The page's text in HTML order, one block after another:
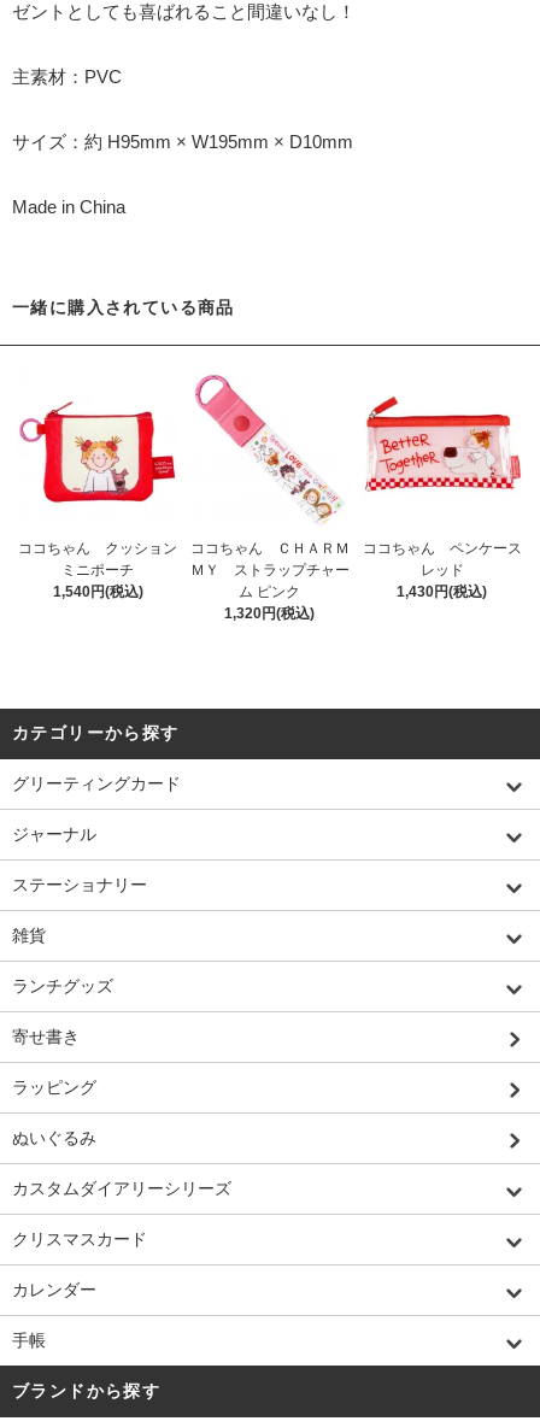
ゼントとしても喜ばれること間違いなし！
主素材：PVC
サイズ：約 H95mm × W195mm × D10mm
Made in China
一緒に購入されている商品
ココちゃん クッション
ミニポーチ
1,540円(税込)
ココちゃん ＣＨＡＲＭ
ＭＹ ストラップチャー
ム ピンク
1,320円(税込)
ココちゃん ペンケース
レッド
1,430円(税込)
カテゴリーから探す
グリーティングカード
ジャーナル
ステーショナリー
雑貨
ランチグッズ
寄せ書き
ラッピング
ぬいぐるみ
カスタムダイアリーシリーズ
クリスマスカード
カレンダー
手帳
ブランドから探す